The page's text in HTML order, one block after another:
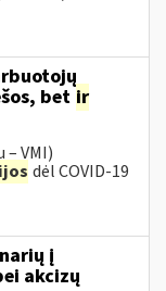
bet ir
VMI)
dėl COVID-19
į
akcizų